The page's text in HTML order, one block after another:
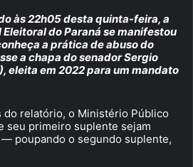
às 22h05 desta quinta-feira, a
do Paraná se manifestou
a prática de abuso do
a chapa do senador Sergio
eleita em 2022 para um mandato
do relatório, o Ministério Público
seu primeiro suplente sejam
poupando o segundo suplente,